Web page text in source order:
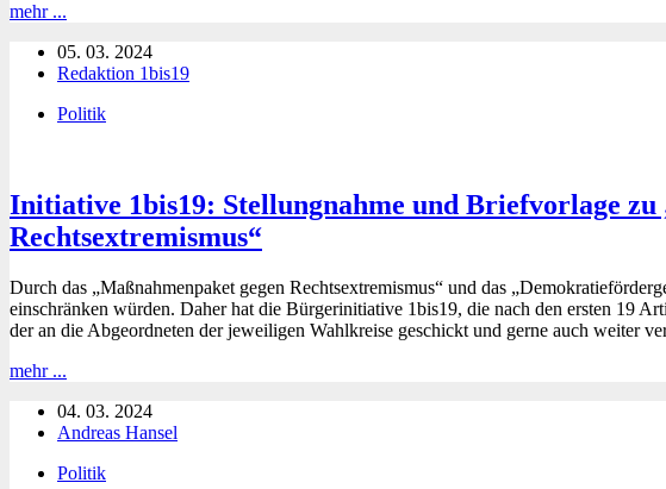
mehr ...
Stellungnahme
und
zu
gegen
Rechtsextremismus“
05. 03. 2024
Redaktion 1bis19
Politik
Initiative 1bis19: Stellungnahme und Briefvorlage
Rechtsextremismus“
Durch das „Maßnahmenpaket gegen Rechtsextremismus“ und das
einschränken würden. Daher hat die Bürgerinitiative 1bis19, die nach den ersten 19
der an die Abgeordneten der jeweiligen Wahlkreise geschickt und gerne auch weiter
mehr ...
Stellungnahme
und
zu
04. 03. 2024
Andreas Hansel
Politik